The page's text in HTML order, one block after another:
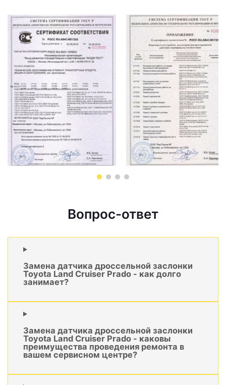
Вопрос-ответ
Замена датчика дроссельной заслонки
Toyota Land Cruiser Prado - как долго
занимает?
Замена датчика дроссельной заслонки
Toyota Land Cruiser Prado - каковы
преимущества проведения ремонта в
вашем сервисном центре?